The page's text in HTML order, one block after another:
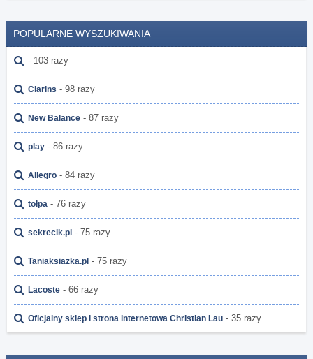
POPULARNE WYSZUKIWANIA
- 103 razy
Clarins - 98 razy
New Balance - 87 razy
play - 86 razy
Allegro - 84 razy
tołpa - 76 razy
sekrecik.pl - 75 razy
Taniaksiazka.pl - 75 razy
Lacoste - 66 razy
Oficjalny sklep i strona internetowa Christian Lau - 35 razy